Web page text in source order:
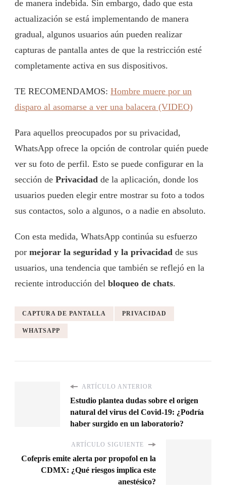
de manera indebida. Sin embargo, dado que esta
actualización se está implementando de manera
gradual, algunos usuarios aún pueden realizar
capturas de pantalla antes de que la restricción esté
completamente activa en sus dispositivos.
TE RECOMENDAMOS: Hombre muere por un
disparo al asomarse a ver una balacera (VIDEO)
Para aquellos preocupados por su privacidad,
WhatsApp ofrece la opción de controlar quién puede
ver su foto de perfil. Esto se puede configurar en la
sección de Privacidad de la aplicación, donde los
usuarios pueden elegir entre mostrar su foto a todos
sus contactos, solo a algunos, o a nadie en absoluto.
Con esta medida, WhatsApp continúa su esfuerzo
por mejorar la seguridad y la privacidad de sus
usuarios, una tendencia que también se reflejó en la
reciente introducción del bloqueo de chats.
CAPTURA DE PANTALLA PRIVACIDAD
WHATSAPP
ARTÍCULO ANTERIOR
Estudio plantea dudas sobre el origen
natural del virus del Covid-19: ¿Podría
haber surgido en un laboratorio?
ARTÍCULO SIGUIENTE
Cofepris emite alerta por propofol en la
CDMX: ¿Qué riesgos implica este
anestésico?